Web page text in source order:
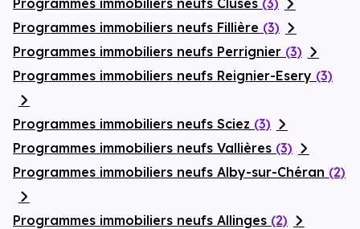
Programmes immobiliers neufs Cluses (3)
Programmes immobiliers neufs Fillière (3)
Programmes immobiliers neufs Perrignier (3)
Programmes immobiliers neufs Reignier-Esery (3)
Programmes immobiliers neufs Sciez (3)
Programmes immobiliers neufs Vallières (3)
Programmes immobiliers neufs Alby-sur-Chéran (2)
Programmes immobiliers neufs Allinges (2)